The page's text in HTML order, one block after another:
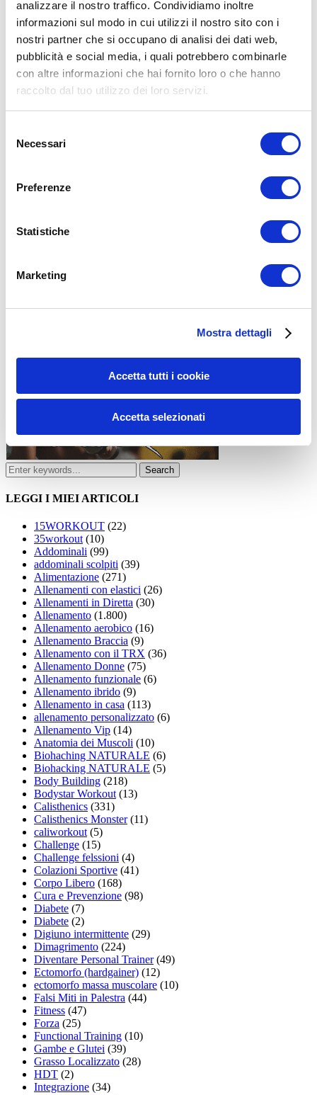
analizzare il nostro traffico. Condividiamo inoltre
informazioni sul modo in cui utilizzi il nostro sito con i
nostri partner che si occupano di analisi dei dati web,
pubblicità e social media, i quali potrebbero combinarle
con altre informazioni che hai fornito loro o che hanno
raccolto dal tuo utilizzo dei loro servizi.
delNecessari
Preferenze
Statistiche
Marketing
Mostra dettagli
Accetta tutti i cookie
Accetta selezionati
15WORKOUT SCARICA ORA
LEGGI I MIEI ARTICOLI
15WORKOUT (22)
35workout(10)
Addominali (99)
addominali scolpiti (39)
Alimentazione (271)
Allenamenti con elastici (26)
Allenamenti in Diretta (30)
Allenamento (1.800)
Allenamento aerobico (16)
Allenamento Braccia (9)
Allenamento con il TRX (36)
Allenamento Donne (75)
Allenamento funzionale (6)
Allenamento ibrido (9)
Allenamento in casa (113)
allenamento personalizzato (6)
Allenamento Vip (14)
Anatomia dei Muscoli (10)
Biohaching NATURALE (6)
Biohacking NATURALE (5)
Body Building (218)
Bodystar Workout(13)
Calisthenics (331)
Calisthenics Monster(11)
caliworkout(5)
Challenge (15)
Challenge felssioni (4)
Colazioni Sportive (41)
Corpo Libero (168)
Cura e Prevenzione (98)
Diabete (7)
Diabete (2)
Digiuno intermittente (29)
Dimagrimento (224)
Diventare Personal Trainer(49)
Ectomorfo (hardgainer) (12)
ectomorfo massa muscolare (10)
Falsi Miti in Palestra (44)
Fitness (47)
Forza (25)
Functional Training (10)
Gambe e Glutei (39)
Grasso Localizzato (28)
HDT (2)
Integrazione (34)